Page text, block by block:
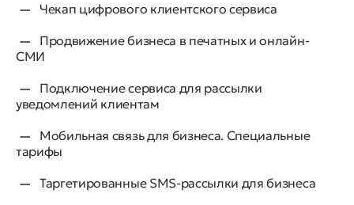
Чекап цифрового клиентского сервиса
Продвижение бизнеса в печатных и онлайн-
СМИ
Подключение сервиса для рассылки
уведомлений клиентам
Мобильная связь для бизнеса. Специальные
тарифы
Таргетированные SMS-рассылки для бизнеса